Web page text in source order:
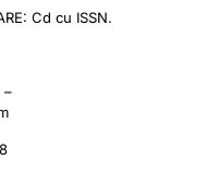
Cd cu ISSN.
–